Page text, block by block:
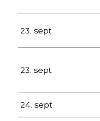
23. sept
23. sept
24. sept